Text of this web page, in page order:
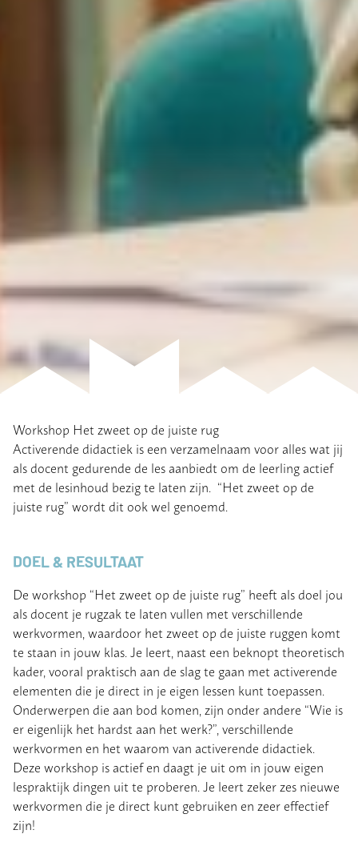
Workshop Het zweet op de juiste rug
Activerende didactiek is een verzamelnaam voor alles wat jij
als docent gedurende de les aanbiedt om de leerling actief
met de lesinhoud bezig te laten zijn. “Het zweet op de
juiste rug” wordt dit ook wel genoemd.
DOEL & RESULTAAT
De workshop “Het zweet op de juiste rug” heeft als doel jou
als docent je rugzak te laten vullen met verschillende
werkvormen, waardoor het zweet op de juiste ruggen komt
te staan in jouw klas. Je leert, naast een beknopt theoretisch
kader, vooral praktisch aan de slag te gaan met activerende
elementen die je direct in je eigen lessen kunt toepassen.
Onderwerpen die aan bod komen, zijn onder andere “Wie is
er eigenlijk het hardst aan het werk?”, verschillende
werkvormen en het waarom van activerende didactiek.
Deze workshop is actief en daagt je uit om in jouw eigen
lespraktijk dingen uit te proberen. Je leert zeker zes nieuwe
werkvormen die je direct kunt gebruiken en zeer effectief
zijn!